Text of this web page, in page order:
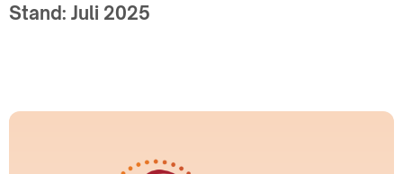
Stand: Juli 2025